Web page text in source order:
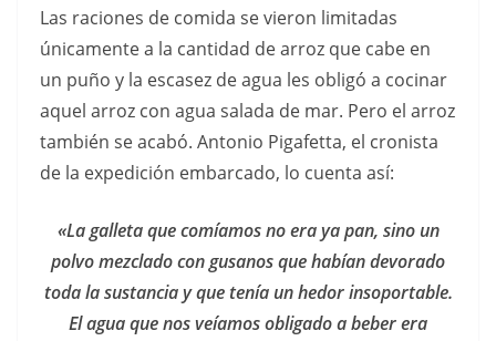
Las raciones de comida se vieron limitadas
únicamente a la cantidad de arroz que cabe en
un puño y la escasez de agua les obligó a cocinar
aquel arroz con agua salada de mar. Pero el arroz
también se acabó. Antonio Pigafetta, el cronista
de la expedición embarcado, lo cuenta así:
«La galleta que comíamos no era ya pan, sino un
polvo mezclado con gusanos que habían devorado
toda la sustancia y que tenía un hedor insoportable.
El agua que nos veíamos obligado a beber era